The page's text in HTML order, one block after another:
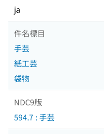
ja
件名標目
手芸
紙工芸
袋物
NDC9版
594.7 : 手芸